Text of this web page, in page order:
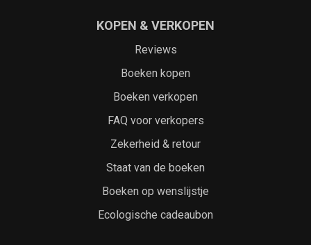
KOPEN & VERKOPEN
Reviews
Boeken kopen
Boeken verkopen
FAQ voor verkopers
Zekerheid & retour
Staat van de boeken
Boeken op wenslijstje
Ecologische cadeaubon